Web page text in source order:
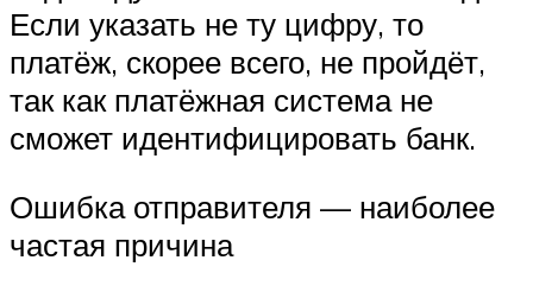
Если указать не ту цифру, то
платёж, скорее всего, не пройдёт,
так как платёжная система не
сможет идентифицировать банк.
Ошибка отправителя — наиболее
частая причина